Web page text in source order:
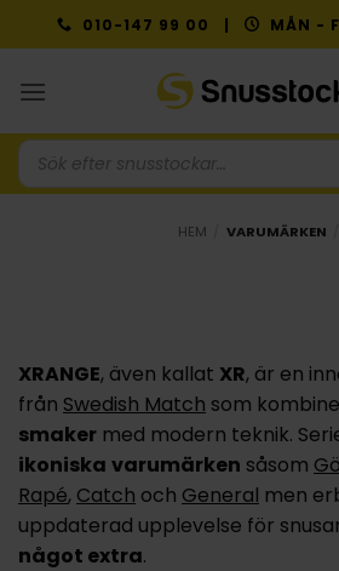
to
010-147 99 00 | MÅN -
Produktsökning
HEM VARUMÄRKEN
XRANGE, även kallat XR, är en
från Swedish Match som
smaker med modern teknik.
ikoniska varumärken såsom
Rapé, Catch och General men
uppdaterad upplevelse för
något extra.